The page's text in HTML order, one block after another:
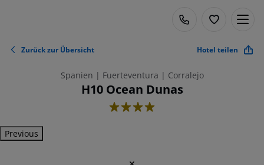
Zurück zur Übersicht Hotel teilen
Spanien | Fuerteventura | Corralejo
H10 Ocean Dunas
4
Previous